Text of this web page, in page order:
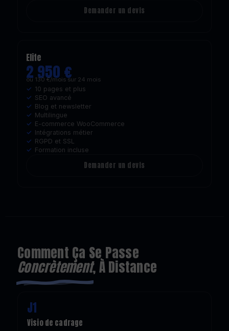
Demander un devis
Elite
2 950 €
ou 130 €/mois sur 24 mois
10 pages et plus
SEO avancé
Blog et newsletter
Multilingue
E-commerce WooCommerce
Intégrations métier
RGPD et SSL
Formation incluse
Demander un devis
Comment Ça Se Passe
Concrètement, À Distance
J1
Visio de cadrage